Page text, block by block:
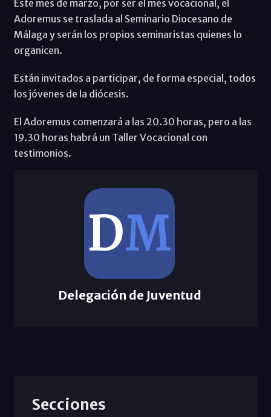
Este mes de marzo, por ser el mes vocacional, el
Adoremus se traslada al Seminario Diocesano de
Málaga y serán los propios seminaristas quienes lo
organicen.
Están invitados a participar, de forma especial, todos
los jóvenes de la diócesis.
El Adoremus comenzará a las 20.30 horas, pero a las
19.30 horas habrá un Taller Vocacional con
testimonios.
Delegación de Juventud
Secciones